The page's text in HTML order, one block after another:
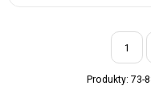
1
Produkty: 73-